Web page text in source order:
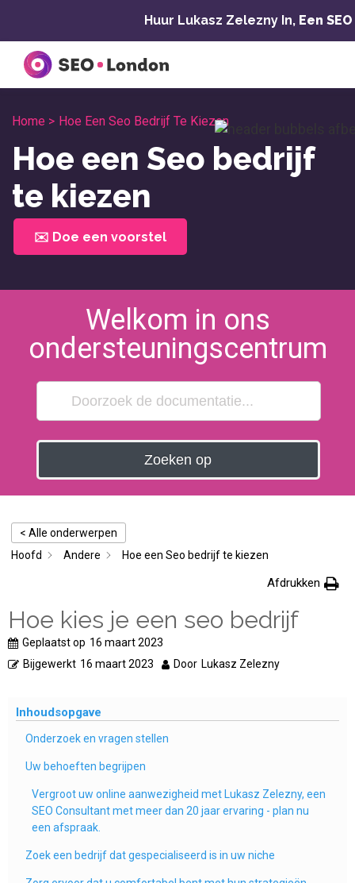
inhoud
Huur Lukasz Zelezny In, Een
Home > Hoe Een Seo Bedrijf Te Kiezen
Hoe een Seo bedrijf
te kiezen
✉️ Doe een voorstel
Welkom in ons
ondersteuningscentrum
Zoeken op
< Alle onderwerpen
Hoofd
Andere Hoe een Seo bedrijf te kiezen
Afdrukken
Hoe kies je een seo bedrijf
Geplaatst op 16 maart 2023
Bijgewerkt 16 maart 2023 Door Lukasz Zelezny
Inhoudsopgave
Onderzoek en vragen stellen
Uw behoeften begrijpen
Vergroot uw online aanwezigheid met Lukasz Zelezny, een
SEO Consultant met meer dan 20 jaar ervaring - plan nu
een afspraak.
Zoek een bedrijf dat gespecialiseerd is in uw niche